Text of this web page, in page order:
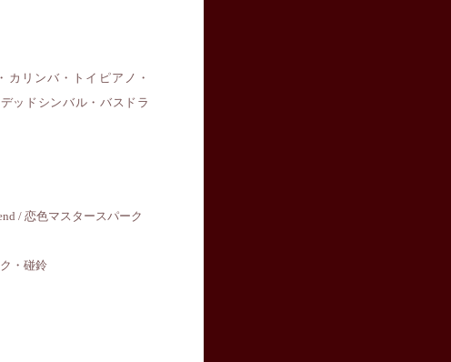
リンバ・トイピアノ・
ッドシンバル・バスドラ
/ 恋色マスタースパーク
・碰鈴